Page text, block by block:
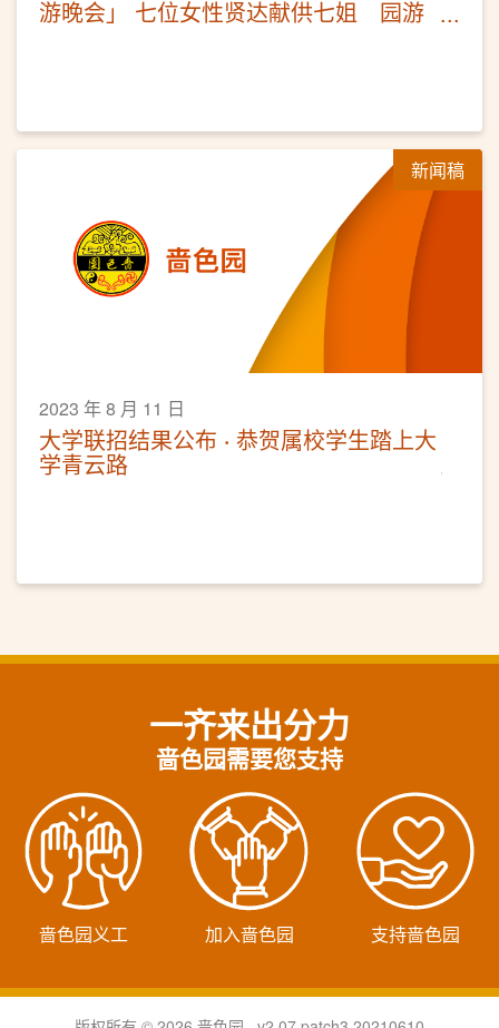
游晚会」 七位女性贤达献供七姐 园游
新闻稿
2023 年 8 月 11 日
大学联招结果公布 ‧ 恭贺属校学生踏上大
学青云路
一齐来出分力
啬色园需要您支持
啬色园义工 加入啬色园 支持啬色园